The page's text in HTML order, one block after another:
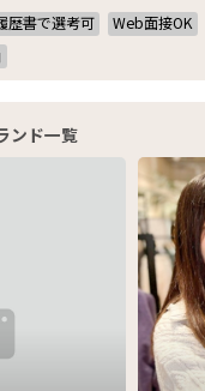
歴書で選考可
Web面接OK
ンド一覧